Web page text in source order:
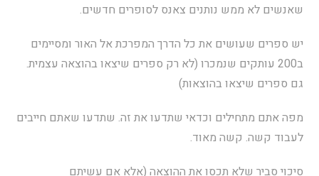
שאנשים לא ממש נותנים צאנס לסופרים חדשים.
יש ספרים שעושים את כל הדרך המפרכת אל האור ומסיימים
ב200 עותקים שנמכרו (לא רק ספרים שיצאו בהוצאה עצמית.
גם ספרים שיצאו בהוצאות)
מפה אתם מתחילים וכדאי שתדעו את זה. שתדעו שאתם חייבים
לעבוד קשה. קשה מאוד.
סיכוי סביר שלא תכסו את ההוצאה (אלא אם עשיתם